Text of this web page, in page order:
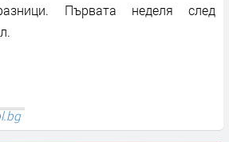
Първата неделя след